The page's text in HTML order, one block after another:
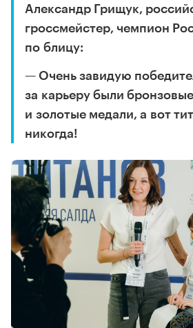
Александр Грищук,
гроссмейстер, чемпион
по блицу:
— Очень завидую
за карьеру были
и золотые медали, а вот
никогда!